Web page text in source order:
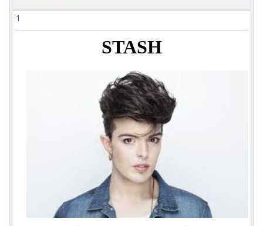
1
STASH